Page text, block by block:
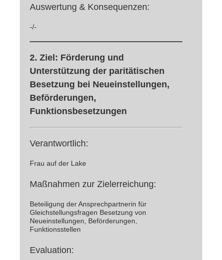
Auswertung & Konsequenzen:
-/-
2. Ziel: Förderung und
Unterstützung der paritätischen
Besetzung bei Neueinstellungen,
Beförderungen,
Funktionsbesetzungen
Verantwortlich:
Frau auf der Lake
Maßnahmen zur Zielerreichung:
Beteiligung der Ansprechpartnerin für
Gleichstellungsfragen Besetzung von
Neueinstellungen, Beförderungen,
Funktionsstellen
Evaluation: